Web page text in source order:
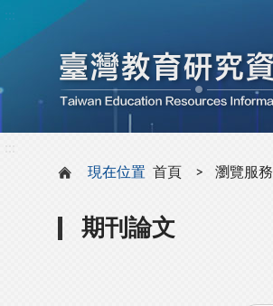
現在位置 首頁 瀏覽服務
期刊論文